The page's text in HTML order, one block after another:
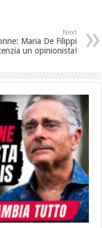
Next
Maria De Filippi
un opinionista!